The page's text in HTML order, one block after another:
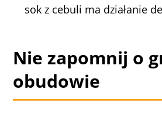
sok z cebuli ma działanie
Nie zapomnij o
obudowie